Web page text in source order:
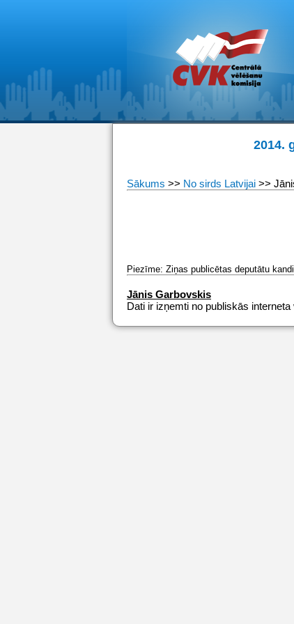
2014.
Sākums >> No sirds Latvijai >>
Piezīme: Ziņas publicētas deputātu
Jānis Garbovskis
Dati ir izņemti no publiskās interneta